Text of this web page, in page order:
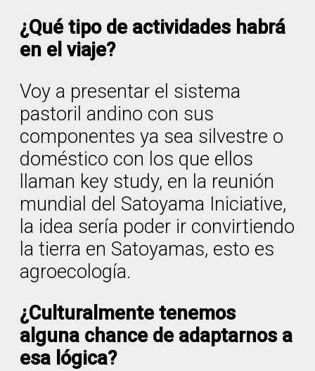
¿Qué tipo de actividades habrá
en el viaje?
Voy a presentar el sistema
pastoril andino con sus
componentes ya sea silvestre o
doméstico con los que ellos
llaman key study, en la reunión
mundial del Satoyama Iniciative,
la idea sería poder ir convirtiendo
la tierra en Satoyamas, esto es
agroecología.
¿Culturalmente tenemos
alguna chance de adaptarnos a
esa lógica?